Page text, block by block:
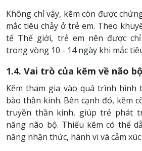
Không chỉ vậy, kẽm còn được
mắc tiêu chảy ở trẻ em. Theo
tế Thế giới, trẻ em nên được
trong vòng 10 - 14 ngày khi mắc
1.4. Vai trò của kẽm về não
Kẽm tham gia vào quá trình hình
bào thần kinh. Bên cạnh đó, kẽm
truyền thần kinh, giúp trẻ phát
năng não bộ. Thiếu kẽm có thể
năng nhận thức, hành vi và cảm